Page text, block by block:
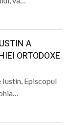
A
ORTODOXE
Episcopul